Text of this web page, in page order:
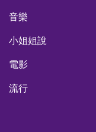
音樂
小姐姐說
電影
流行